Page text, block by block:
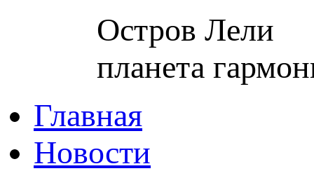
Остров Лели
планета
Главная
Новости